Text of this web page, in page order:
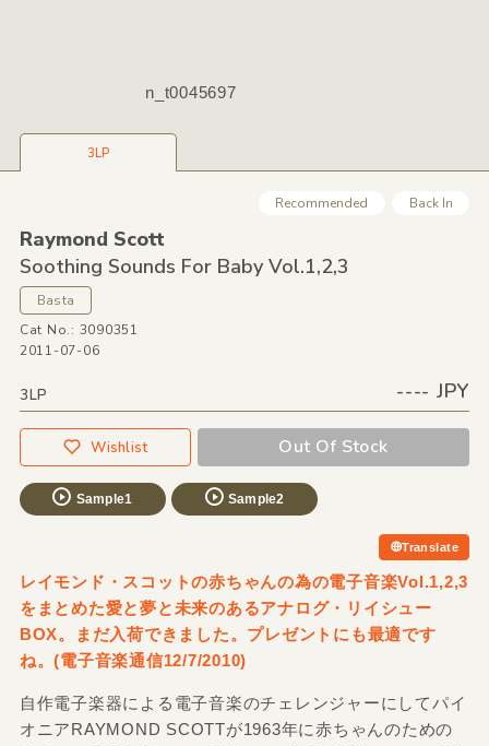
n_t0045697
3LP
Recommended Back In
Raymond Scott
Soothing Sounds For Baby Vol.1,2,3
Basta
Cat No.: 3090351
2011-07-06
3LP ---- JPY
Wishlist Out Of Stock
Sample1 Sample2
Translate
レイモンド・スコットの赤ちゃんの為の電子音楽Vol.1,2,3
をまとめた愛と夢と未来のあるアナログ・リイシュー
BOX。まだ入荷できました。プレゼントにも最適です
ね。(電子音楽通信12/7/2010)
自作電子楽器による電子音楽のチェレンジャーにしてパイ
オニアRAYMOND SCOTTが1963年に赤ちゃんのための